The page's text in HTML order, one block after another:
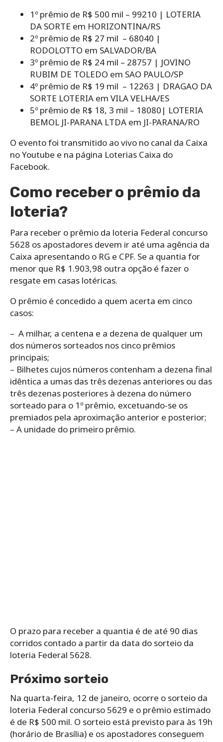
1º prêmio de R$ 500 mil – 99210 | LOTERIA
DA SORTE em HORIZONTINA/RS
2º prêmio de R$ 27 mil – 68040 |
RODOLOTTO em SALVADOR/BA
3º prêmio de R$ 24 mil – 28757 | JOVINO
RUBIM DE TOLEDO em SAO PAULO/SP
4º prêmio de R$ 19 mil – 12263 | DRAGAO DA
SORTE LOTERIA em VILA VELHA/ES
5º prêmio de R$ 18, 3 mil – 18080| LOTERIA
BEMOL JI-PARANA LTDA em JI-PARANA/RO
O evento foi transmitido ao vivo no canal da Caixa
no Youtube e na página Loterias Caixa do
Facebook.
Como receber o prêmio da
loteria?
Para receber o prêmio da loteria Federal concurso
5628 os apostadores devem ir até uma agência da
Caixa apresentando o RG e CPF. Se a quantia for
menor que R$ 1.903,98 outra opção é fazer o
resgate em casas lotéricas.
O prêmio é concedido a quem acerta em cinco
casos:
– A milhar, a centena e a dezena de qualquer um
dos números sorteados nos cinco prêmios
principais;
– Bilhetes cujos números contenham a dezena final
idêntica a umas das três dezenas anteriores ou das
três dezenas posteriores à dezena do número
sorteado para o 1º prêmio, excetuando-se os
premiados pela aproximação anterior e posterior;
– A unidade do primeiro prêmio.
O prazo para receber a quantia é de até 90 dias
corridos contado a partir da data do sorteio da
loteria Federal 5628.
Próximo sorteio
Na quarta-feira, 12 de janeiro, ocorre o sorteio da
loteria Federal concurso 5629 e o prêmio estimado
é de R$ 500 mil. O sorteio está previsto para às 19h
(horário de Brasília) e os apostadores conseguem